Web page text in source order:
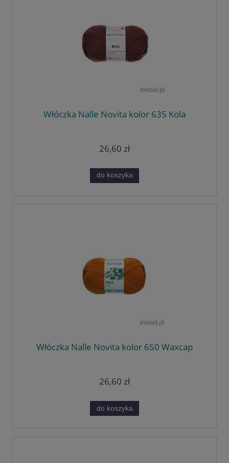
Włóczka Nalle Novita kolor 635 Kola
26,60 zł
do koszyka
Włóczka Nalle Novita kolor 650 Waxcap
26,60 zł
do koszyka